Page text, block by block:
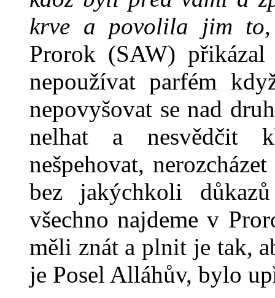
krve a povolila jim
Prorok (SAW)
nepoužívat parfém
nepovyšovat se nad
nelhat a nesvědčit
nešpehovat,
bez jakýchkoli
všechno najdeme v
měli znát a plnit je tak,
je Posel Alláhův, bylo